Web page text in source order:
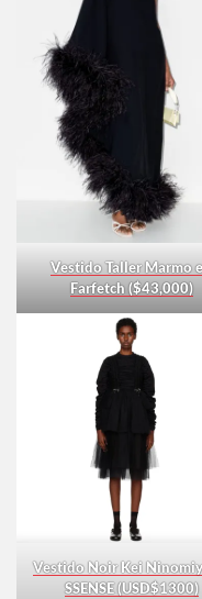
Vestido Taller Marmo
Farfetch ($43,000)
Vestido Noir Kei
SSENSE (USD$1300)